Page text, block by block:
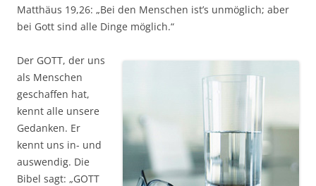
Matthäus 19,26: „Bei den Menschen ist’s unmöglich; aber
bei Gott sind alle Dinge möglich.“
Der GOTT, der uns
als Menschen
geschaffen hat,
kennt alle unsere
Gedanken. Er
kennt uns in- und
auswendig. Die
Bibel sagt: „GOTT